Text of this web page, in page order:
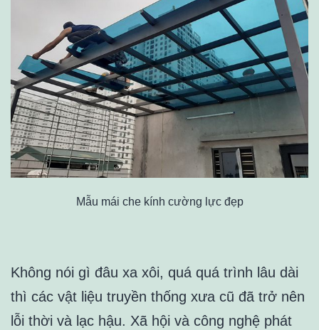
Mẫu mái che kính cường lực đẹp
Không nói gì đâu xa xôi, quá quá trình lâu dài
thì các vật liệu truyền thống xưa cũ đã trở nên
lỗi thời và lạc hậu. Xã hội và công nghệ phát